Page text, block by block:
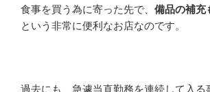
食事を買う為に寄った先で、 備品の補充
という非常に便利なお店なのです。
過去にも、急遽当直勤務を連続して入る